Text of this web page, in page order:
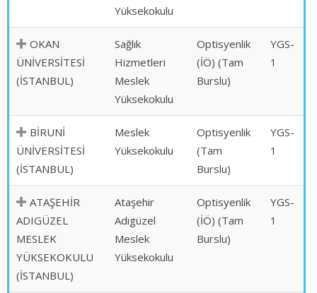
Yüksekokulu
OKAN
ÜNİVERSİTESİ
(İSTANBUL)
Sağlık
Hizmetleri
Meslek
Yüksekokulu
Optisyenlik
(İÖ) (Tam
Burslu)
YGS-
1
BİRUNİ
ÜNİVERSİTESİ
(İSTANBUL)
Meslek
Yüksekokulu
Optisyenlik
(Tam
Burslu)
YGS-
1
ATAŞEHİR
ADIGÜZEL
MESLEK
YÜKSEKOKULU
(İSTANBUL)
Ataşehir
Adıgüzel
Meslek
Yüksekokulu
Optisyenlik
(İÖ) (Tam
Burslu)
YGS-
1